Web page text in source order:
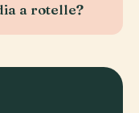
a rotelle?